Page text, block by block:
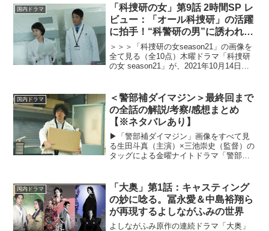
に記されきれていない部分を想像と創作
で補い、...
国内ドラマ
「科捜研の女」第9話 2時間SP レ
ビュー：「オール科捜研」の活躍
に拍手！“科警研の男”に誘われた
マリコの返事は…？（※ストーリ
ーネタバレあり）
＞＞＞「科捜研の女season21」の画像を
全て見る（全10点）木曜ドラマ「科捜研
の女 season21」が、2021年10月14日
夜に帰ってくる。画像分析やDNA鑑定...
国内ドラマ
＜警部補ダイマジン＞最終回まで
の全話の解説/考察/感想まとめ
【※ネタバレあり】
▶︎「警部補ダイマジン」画像をすべて見
る生田斗真（主演）×三池崇史（監督）の
タッグによる金曜ナイトドラマ「警部補
作）＆コウノコウジ（作画）の同名漫画
を原作とする本...
国内ドラマ
「大奥」第1話：キャスティング
の妙に唸る。冨永愛＆中島裕翔ら
が再現するよしながふみの世界
よしながふみ原作の連続ドラマ「大奥」